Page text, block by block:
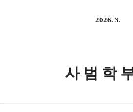
2026. 3.
사 범 학